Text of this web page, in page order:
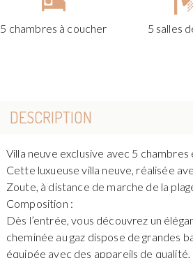
5 chambres à coucher 5 salles
DESCRIPTION
Villa neuve exclusive avec 5
Cette luxueuse villa neuve, réalisée
Zoute, à distance de marche de la
Composition :
Dès l’entrée, vous découvrez un
cheminée au gaz dispose de grandes
équipée avec des appareils de